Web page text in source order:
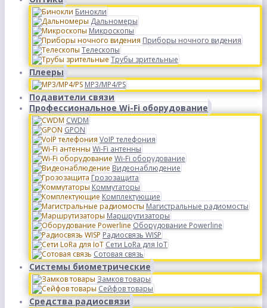
Бинокли
Дальномеры
Микроскопы
Приборы ночного видения
Телескопы
Трубы зрительные
Плееры
MP3/MP4/PS
Подавители связи
Профессиональное Wi-Fi оборудование
CWDM
GPON
VoIP телефония
Wi-Fi антенны
Wi-Fi оборудование
Видеонаблюдение
Грозозащита
Коммутаторы
Комплектующие
Магистральные радиомосты
Маршрутизаторы
Оборудование Powerline
Радиосвязь WISP
Сети LoRa для IoT
Сотовая связь
Системы биометрические
Замков товары
Сейфов товары
Средства радиосвязи